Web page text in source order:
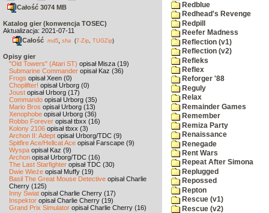
Całość 3074 MB
Katalog gier (konwencja TOSEC)
Aktualizacja: 2021-07-11
Całość md5 sha (7-Zip TUGZip)
Opisy gier
"Old Towers" (Atari ST) opisał Misza (19)
Submarine Commander opisał Kaz (36)
Frogs opisał Xeen (0)
Choplifter! opisał Urborg (0)
Joust opisał Urborg (17)
Commando opisał Urborg (35)
Mario Bros opisał Urborg (13)
Xenophobe opisał Urborg (36)
Robbo Forever opisał tbxx (16)
Kolony 2106 opisał tbxx (3)
Archon II: Adept opisał Urborg/TDC (9)
Spitfire Ace/Hellcat Ace opisał Farscape (9)
Wyspa opisał Kaz (9)
Archon opisał Urborg/TDC (16)
The Last Starfighter opisał TDC (30)
Dwie Wieże opisał Muffy (19)
Basil The Great Mouse Detective opisał Charlie
Cherry (125)
Inny Świat opisał Charlie Cherry (17)
Inspektor opisał Charlie Cherry (19)
Grand Prix Simulator opisał Charlie Cherry (16)
Redblue
Redhead's Revenge
Redpill
Reefer Madness
Reflection (v1)
Reflection (v2)
Refleks
Reflex
Reforger '88
Reguly
Relax
Remainder Games
Remember
Remiza Party
Renaissance
Renegade
Rent Wars
Repeat After Simona
Replugged
Repossed
Repton
Rescue (v1)
Rescue (v2)